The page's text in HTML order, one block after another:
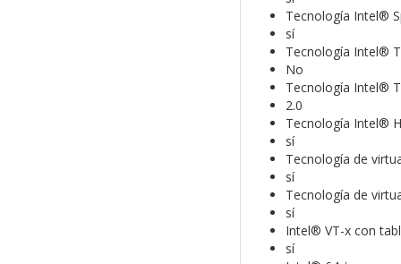
Tecnología Intel®
sí
Tecnología Intel®
No
Tecnología Intel®
2.0
Tecnología Intel®
sí
Tecnología de
sí
Tecnología de
sí
Intel® VT-x con
sí